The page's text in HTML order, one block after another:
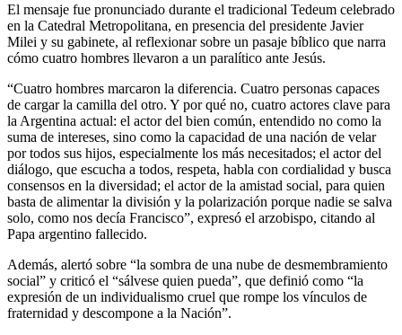
El mensaje fue pronunciado durante el tradicional Tedeum celebrado
en la Catedral Metropolitana, en presencia del presidente Javier
Milei y su gabinete, al reflexionar sobre un pasaje bíblico que narra
cómo cuatro hombres llevaron a un paralítico ante Jesús.
“Cuatro hombres marcaron la diferencia. Cuatro personas capaces
de cargar la camilla del otro. Y por qué no, cuatro actores clave para
la Argentina actual: el actor del bien común, entendido no como la
suma de intereses, sino como la capacidad de una nación de velar
por todos sus hijos, especialmente los más necesitados; el actor del
diálogo, que escucha a todos, respeta, habla con cordialidad y busca
consensos en la diversidad; el actor de la amistad social, para quien
basta de alimentar la división y la polarización porque nadie se salva
solo, como nos decía Francisco”, expresó el arzobispo, citando al
Papa argentino fallecido.
Además, alertó sobre “la sombra de una nube de desmembramiento
social” y criticó el “sálvese quien pueda”, que definió como “la
expresión de un individualismo cruel que rompe los vínculos de
fraternidad y descompone a la Nación”.